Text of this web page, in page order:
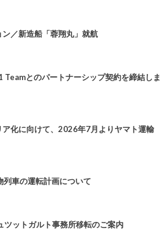
／新造船「蓉翔丸」就航
Teamとのパートナーシップ契約を締結しま
ア化に向けて、2026年7月よりヤマト運輸
列車の運転計画について
ツットガルト事務所移転のご案内